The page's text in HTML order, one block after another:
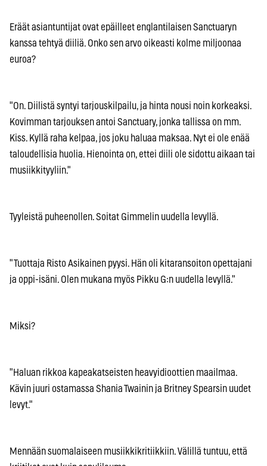
Eräät asiantuntijat ovat epäilleet englantilaisen Sanctuaryn
kanssa tehtyä diiliä. Onko sen arvo oikeasti kolme miljoonaa
euroa?
"On. Diilistä syntyi tarjouskilpailu, ja hinta nousi noin korkeaksi.
Kovimman tarjouksen antoi Sanctuary, jonka tallissa on mm.
Kiss. Kyllä raha kelpaa, jos joku haluaa maksaa. Nyt ei ole enää
taloudellisia huolia. Hienointa on, ettei diili ole sidottu aikaan tai
musiikkityyliin."
Tyyleistä puheenollen. Soitat Gimmelin uudella levyllä.
"Tuottaja Risto Asikainen pyysi. Hän oli kitaransoiton opettajani
ja oppi-isäni. Olen mukana myös Pikku G:n uudella levyllä."
Miksi?
"Haluan rikkoa kapeakatseisten heavyidioottien maailmaa.
Kävin juuri ostamassa Shania Twainin ja Britney Spearsin uudet
levyt."
Mennään suomalaiseen musiikkikritiikkiin. Välillä tuntuu, että